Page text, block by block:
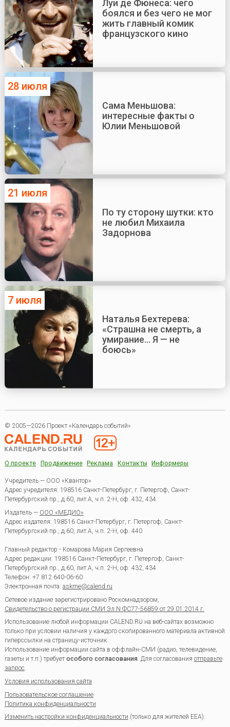
Луи де Фюнеса: чего
боялся и без чего не мог
жить главный комик
французского кино
28 июля
Сама Меньшова:
интересные факты о
Юлии Меньшовой
21 июля
По ту сторону шутки: кто
не любил Михаила
Задорнова
7 июля
Наталья Бехтерева:
«Страшна не смерть, а
умирание... Я — не
боюсь»
© 2005—2026 Проект «Календарь событий»
О проекте Продвижение Реклама Контакты Информеры
Учредитель — ООО «Квантор»
Адрес учредителя: 198516 Санкт-Петербург, г. Петергоф, Санкт-
Петербургский пр., д.60, лит.А, ч.п. 2-Н, оф. 432, 434
Издатель — ООО «МЕДИО»
Адрес издателя: 198516 Санкт-Петербург, г. Петергоф, Санкт-
Петербургский пр., д.60, лит.А, ч.п. 2-Н, оф. 440
Главный редактор - Комарова Мария Сергеевна
Адрес редакции: 198516 Санкт-Петербург, г. Петергоф, Санкт-
Петербургский пр., д.60, лит.А, ч.п. 2-Н, оф. 432, 434
Телефон: +7 812 640-06-60
Электронная почта: askme@calend.ru
Сетевое издание зарегистрировано Роскомнадзором,
Свидетельство о регистрации СМИ Эл.N ФС77-56859 от 29.01.2014 г.
Использование любой информации CALEND.RU на веб-сайтах возможно
только при условии наличия у каждого скопированного материала активной
гиперссылки на страницу-источник.
Использование информации сайта в оффлайн-СМИ (радио, телевидение,
газеты и т.п.) требуетособого согласования. Для согласования отправьте
запрос.
Условия использования сайта
Пользовательское соглашение
Политика конфиденциальности
Изменить настройки конфиденциальности (только для жителей EEA).